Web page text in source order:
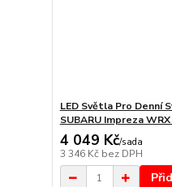
LED Světla Pro Denní
SUBARU Impreza
4 049 Kč/sada
3 346 Kč bez DPH